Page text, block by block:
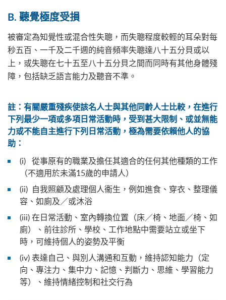
B. 聽覺極度受損
被審定為知覺性或混合性失聰，而失聰程度較輕的耳朵對每
秒五百、一千及二千週的純音頻率失聰達八十五分貝或以
上，或失聰在七十五至八十五分貝之間而同時有其他身體殘
障，包括缺乏語言能力及聽音不準。
註 ： 有關嚴重殘疾使該名人士與其他同齡人士比較，在進行
下列最少一項或多項日常活動時，受到甚大限制、或並無能
力或不能自主進行下列日常活動，極為需要依賴他人的協
助：
(i) 從事原有的職業及擔任其適合的任何其他種類的工作
（不適用於未滿15歲的申請人）
(ii) 自我照顧及處理個人衞生，例如進食、穿衣、整理儀
容、如廁及／或沐浴
(iii) 在日常活動、室內轉換位置（床／椅、地面／椅、如
廁）、前往診所、學校、工作地點中需要站立或坐下
時，可維持個人的姿勢及平衡
(iv) 表達自己、與別人溝通和互動，維持認知能力（定
向、專注力、集中力、記憶、判斷力、思維、學習能力
等）、維持情緒控制和社交行為